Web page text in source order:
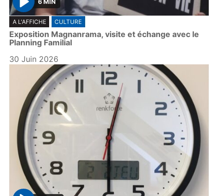
P
l
a
y
6 MIN
A L'AFFICHE CULTURE
Exposition Magnanrama, visite et échange avec le
Planning Familial
30 Juin 2026